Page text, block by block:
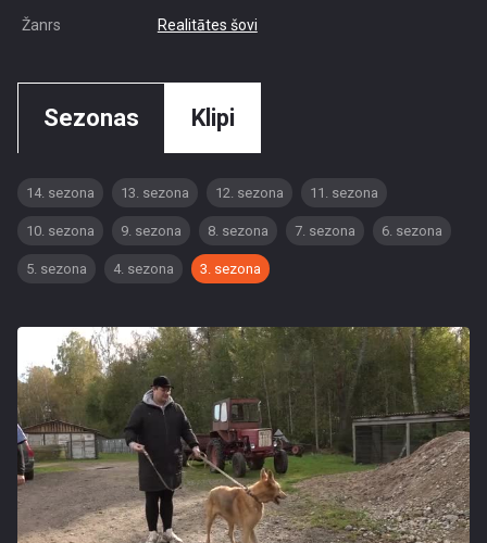
Žanrs Realitātes šovi
Sezonas Klipi
14. sezona 13. sezona 12. sezona 11. sezona
10. sezona 9. sezona 8. sezona 7. sezona 6. sezona
5. sezona 4. sezona 3. sezona